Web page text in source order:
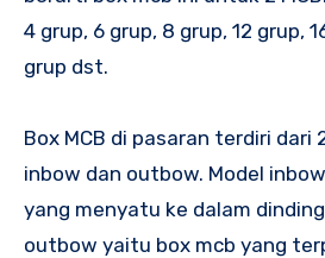
4 grup, 6 grup, 8 grup, 12 grup,
grup dst.
Box MCB di pasaran terdiri dari
inbow dan outbow. Model
yang menyatu ke dalam
outbow yaitu box mcb yang